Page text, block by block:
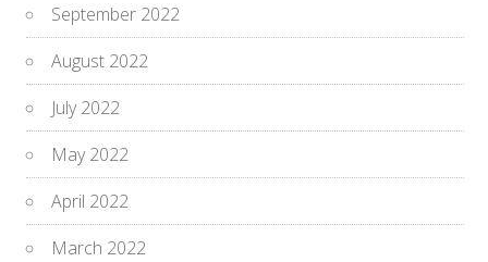
September 2022
August 2022
July 2022
May 2022
April 2022
March 2022